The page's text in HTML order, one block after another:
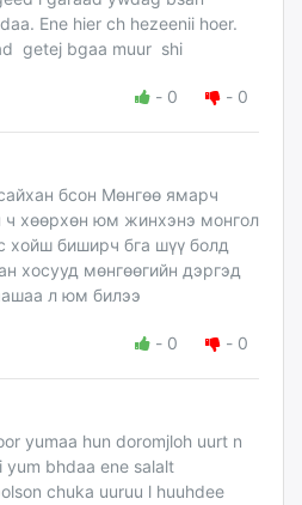
Ene hier ch hezeenii hoer.
getej bgaa muur shi
- 0 - 0
бсон Мөнгөө ямарч
ч хөөрхөн юм жинхэнэ монгол
хойш биширч бга шүү болд
хосууд мөнгөөгийн дэргэд
л юм билээ
- 0 - 0
yumaa hun doromjloh uurt n
bhdaa ene salalt
chuka uuruu l huuhdee